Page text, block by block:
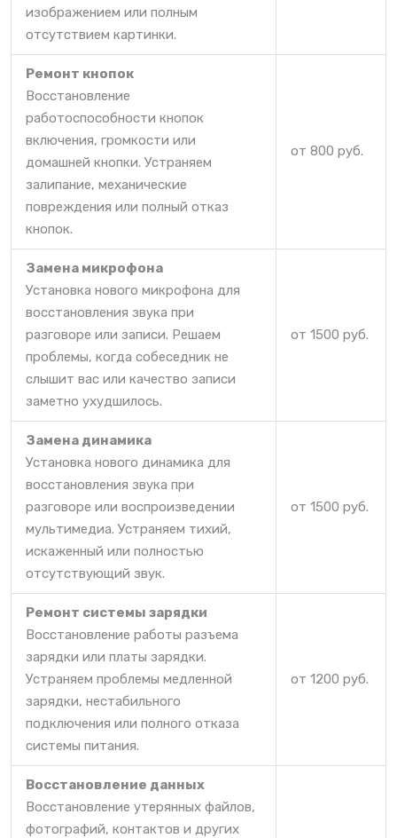
изображением или полным
отсутствием картинки.
Ремонт кнопок
Восстановление
работоспособности кнопок
включения, громкости или
домашней кнопки. Устраняем
залипание, механические
повреждения или полный отказ
кнопок.
от 800 руб.
Замена микрофона
Установка нового микрофона для
восстановления звука при
разговоре или записи. Решаем
проблемы, когда собеседник не
слышит вас или качество записи
заметно ухудшилось.
от 1500 руб.
Замена динамика
Установка нового динамика для
восстановления звука при
разговоре или воспроизведении
мультимедиа. Устраняем тихий,
искаженный или полностью
отсутствующий звук.
от 1500 руб.
Ремонт системы зарядки
Восстановление работы разъема
зарядки или платы зарядки.
Устраняем проблемы медленной
зарядки, нестабильного
подключения или полного отказа
системы питания.
от 1200 руб.
Восстановление данных
Восстановление утерянных файлов,
фотографий, контактов и других